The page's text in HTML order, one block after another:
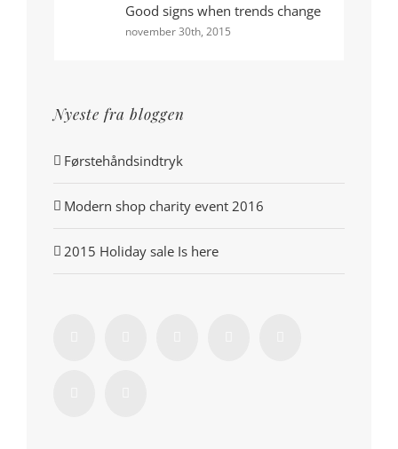
Good signs when trends change
november 30th, 2015
Nyeste fra bloggen
Førstehåndsindtryk
Modern shop charity event 2016
2015 Holiday sale Is here